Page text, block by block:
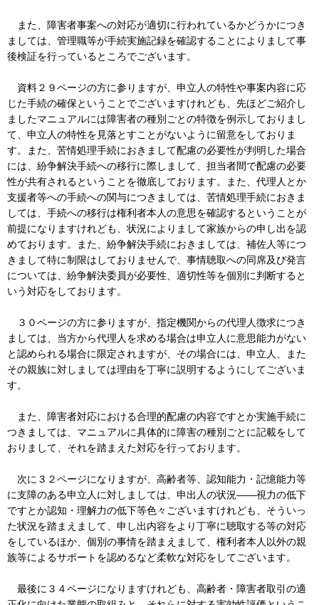
また、障害者事案への対応が適切に行われているかどうかにつき
ましては、管理職等が手続実施記録を確認することによりまして事
後検証を行っているところでございます。
資料２９ページの方に参りますが、申立人の特性や事案内容に応
じた手続の確保ということでございますけれども、先ほどご紹介し
ましたマニュアルには障害者の種別ごとの特徴を例示しておりまし
て、申立人の特性を見落とすことがないように留意をしておりま
す。また、苦情処理手続におきまして配慮の必要性が判明した場合
には、紛争解決手続への移行に際しまして、担当者間で配慮の必要
性が共有されるということを徹底しております。また、代理人とか
支援者等への手続への関与につきましては、苦情処理手続におきま
しては、手続への移行は権利者本人の意思を確認するということが
前提になりますけれども、状況によりまして家族からの申し出を認
めております。また、紛争解決手続におきましては、補佐人等につ
きまして特に制限はしておりませんで、事情聴取への同席及び発言
については、紛争解決委員が必要性、適切性等を個別に判断すると
いう対応をしております。
３０ページの方に参りますが、指定機関からの代理人徴求につき
ましては、当方から代理人を求める場合は申立人に意思能力がない
と認められる場合に限定されますが、その場合には、申立人、また
その親族に対しましては理由を丁寧に説明するようにしてございま
す。
また、障害者対応における合理的配慮の内容ですとか実施手続に
つきましては、マニュアルに具体的に障害の種別ごとに記載をして
おりまして、それを踏まえた対応を行っております。
次に３２ページになりますが、高齢者等、認知能力・記憶能力等
に支障のある申立人に対しましては、申出人の状況――視力の低下
ですとか認知・理解力の低下等色々ございますけれども、そういっ
た状況を踏まえまして、申し出内容をより丁寧に聴取する等の対応
をしているほか、個別の事情を踏まえまして、権利者本人以外の親
族等によるサポートを認めるなど柔軟な対応をしてございます。
最後に３４ページになりますけれども、高齢者・障害者取引の適